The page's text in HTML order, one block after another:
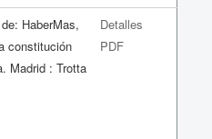
HaberMas,
constitución
Madrid : Trotta
Detalles
PDF